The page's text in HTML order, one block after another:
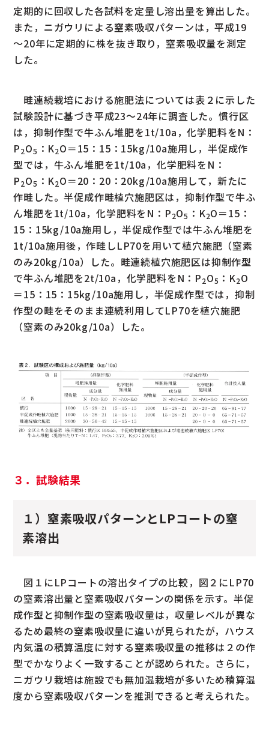
定期的に回収した各試料を定量し溶出量を算出した。
また，ニガウリによる窒素吸収パターンは，平成19
～20年に定期的に株を抜き取り，窒素吸収量を測定
した。
畦連続栽培における施肥法については表２に示した
試験設計に基づき平成23～24年に調査した。慣行区
は，抑制作型で牛ふん堆肥を1t/10a，化学肥料をN：
P2O5 ：K2O＝15：15：15kg/10a施用し，半促成作
型では，牛ふん堆肥を1t/10a，化学肥料をN：
P2O5 ：K2O＝20：20：20kg/10a施用して，新たに
作畦した。半促成作畦植穴施肥区は，抑制作型で牛ふ
ん堆肥を1t/10a，化学肥料をN：P2O5 ：K2O＝15：
15：15kg/10a施用し，半促成作型では牛ふん堆肥を
1t/10a施用後，作畦しLP70を用いて植穴施肥（窒素
のみ20kg/10a）した。畦連続植穴施肥区は抑制作型
で牛ふん堆肥を2t/10a，化学肥料をN：P2O5 ：K2O
＝15：15：15kg/10a施用し，半促成作型では，抑制
作型の畦をそのまま連続利用してLP70を植穴施肥
（窒素のみ20kg/10a）した。
３．試験結果
１）窒素吸収パターンとLPコートの窒
素溶出
図１にLPコートの溶出タイプの比較，図２にLP70
の窒素溶出量と窒素吸収パターンの関係を示す。半促
成作型と抑制作型の窒素吸収量は，収量レベルが異な
るため最終の窒素吸収量に違いが見られたが，ハウス
内気温の積算温度に対する窒素吸収量の推移は２の作
型でかなりよく一致することが認められた。さらに，
ニガウリ栽培は施設でも無加温栽培が多いため積算温
度から窒素吸収パターンを推測できると考えられた。